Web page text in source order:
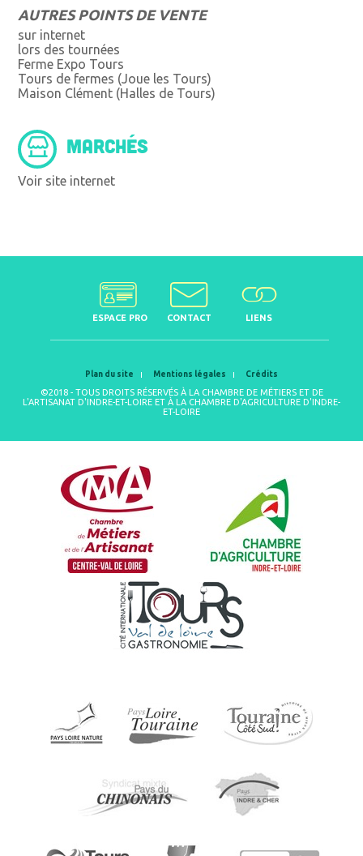
AUTRES POINTS DE VENTE
sur internet
lors des tournées
Ferme Expo Tours
Tours de fermes (Joue les Tours)
Maison Clément (Halles de Tours)
MARCHÉS
Voir site internet
ESPACE PRO CONTACT LIENS
Plan du site Mentions légales Crédits
©2018 - TOUS DROITS RÉSERVÉS À LA CHAMBRE DE MÉTIERS ET DE
L'ARTISANAT D'INDRE-ET-LOIRE ET À LA CHAMBRE D'AGRICULTURE D'INDRE-
ET-LOIRE